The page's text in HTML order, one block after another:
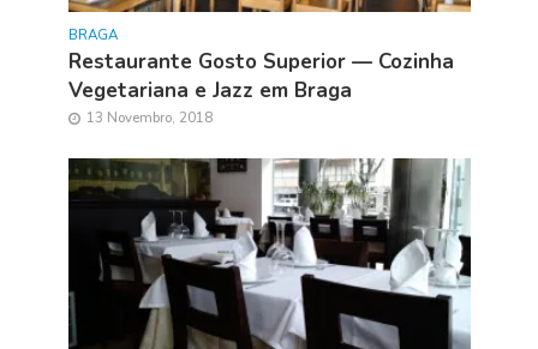
BRAGA
Restaurante Gosto Superior — Cozinha
Vegetariana e Jazz em Braga
13 Novembro, 2018